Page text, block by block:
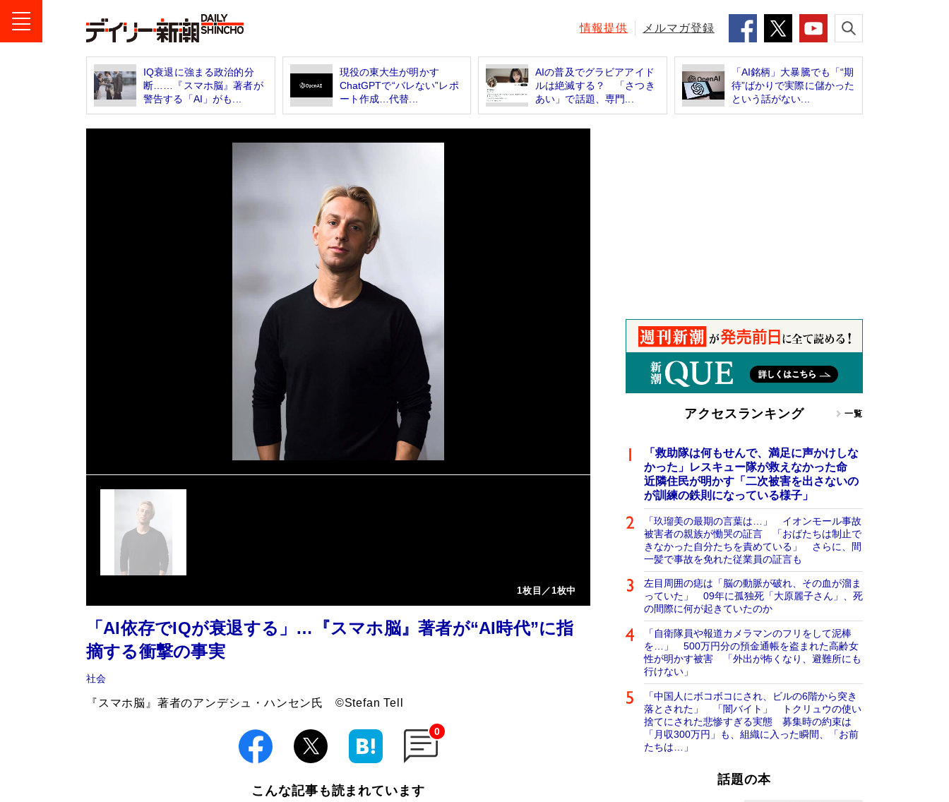
情報提供 メルマガ登録
IQ衰退に強まる政治的分
断……『スマホ脳』著者が
警告する「AI」がも...
現役の東大生が明かす
ChatGPTで“バレない”レポ
ート作成…代替...
AIの普及でグラビアアイド
ルは絶滅する？ 「さつき
あい」で話題、専門...
「AI銘柄」大暴騰でも「“期
待”ばかりで実際に儲かった
という話がない...
1枚目／1枚中
「AI依存でIQが衰退する」…『スマホ脳』著者が“AI時代”に指
摘する衝撃の事実
社会
『スマホ脳』著者のアンデシュ・ハンセン氏 ©Stefan Tell
0
こんな記事も読まれています
アクセスランキング 一覧
「救助隊は何もせんで、満足に声かけしな
かった」レスキュー隊が救えなかった命
近隣住民が明かす「二次被害を出さないの
が訓練の鉄則になっている様子」
「玖瑠美の最期の言葉は…」 イオンモール事故
被害者の親族が慟哭の証言 「おばたちは制止で
きなかった自分たちを責めている」 さらに、間
一髪で事故を免れた従業員の証言も
左目周囲の痣は「脳の動脈が破れ、その血が溜ま
っていた」 09年に孤独死「大原麗子さん」、死
の間際に何が起きていたのか
「自衛隊員や報道カメラマンのフリをして泥棒
を…」 500万円分の預金通帳を盗まれた高齢女
性が明かす被害 「外出が怖くなり、避難所にも
行けない」
「中国人にボコボコにされ、ビルの6階から突き
落とされた」 「闇バイト」 トクリュウの使い
捨てにされた悲惨すぎる実態 募集時の約束は
「月収300万円」も、組織に入った瞬間、「お前
たちは…」
話題の本